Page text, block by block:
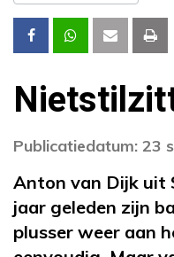
Publicatiedatum: 23
Anton van Dijk uit
jaar geleden zijn
plusser weer aan